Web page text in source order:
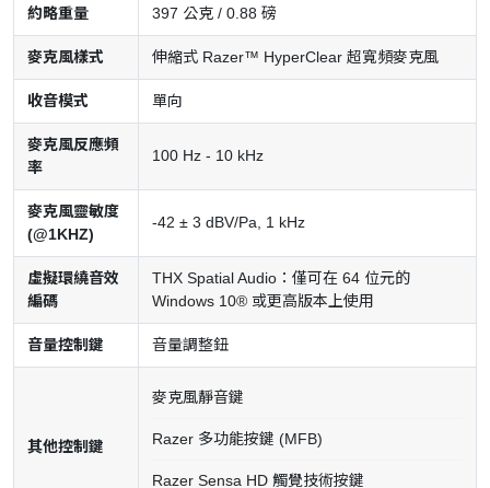
約略重量 397 公克 / 0.88 磅
麥克風樣式 伸縮式 Razer™ HyperClear 超寬頻麥克風
收音模式 單向
麥克風反應頻
率
100 Hz - 10 kHz
麥克風靈敏度
(@1KHZ)
-42 ± 3 dBV/Pa, 1 kHz
虛擬環繞音效
編碼
THX Spatial Audio：僅可在 64 位元的
Windows 10® 或更高版本上使用
音量控制鍵 音量調整鈕
其他控制鍵
麥克風靜音鍵
Razer 多功能按鍵 (MFB)
Razer Sensa HD 觸覺技術按鍵